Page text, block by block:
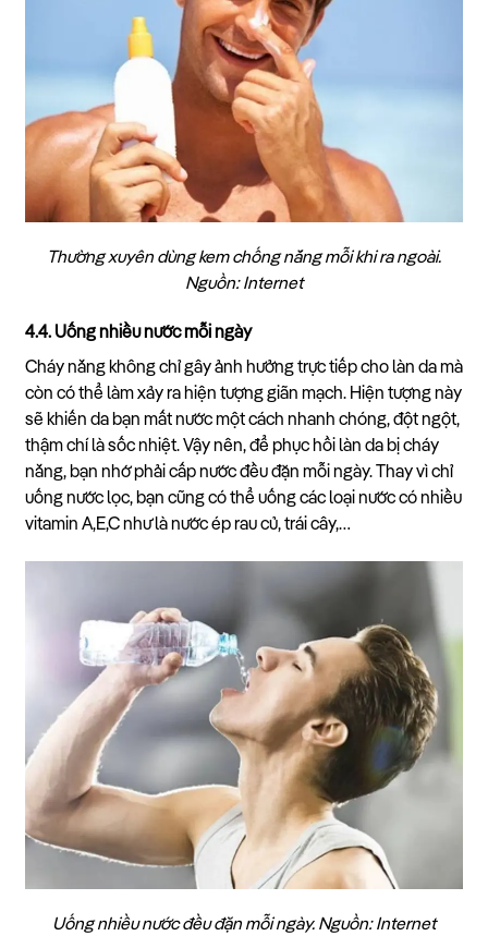
Thường xuyên dùng kem chống nắng mỗi khi ra ngoài.
Nguồn: Internet
4.4. Uống nhiều nước mỗi ngày
Cháy nắng không chỉ gây ảnh hưởng trực tiếp cho làn da mà
còn có thể làm xảy ra hiện tượng giãn mạch. Hiện tượng này
sẽ khiến da bạn mất nước một cách nhanh chóng, đột ngột,
thậm chí là sốc nhiệt. Vậy nên, để phục hồi làn da bị cháy
nắng, bạn nhớ phải cấp nước đều đặn mỗi ngày. Thay vì chỉ
uống nước lọc, bạn cũng có thể uống các loại nước có nhiều
vitamin A,E,C như là nước ép rau củ, trái cây,…
Uống nhiều nước đều đặn mỗi ngày. Nguồn: Internet